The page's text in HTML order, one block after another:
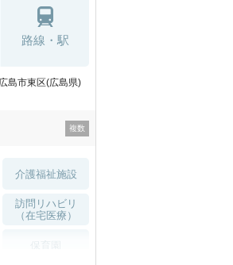
路線・駅
島市東区(広島県)
介護福祉施設
訪問リハビリ
（在宅医療）